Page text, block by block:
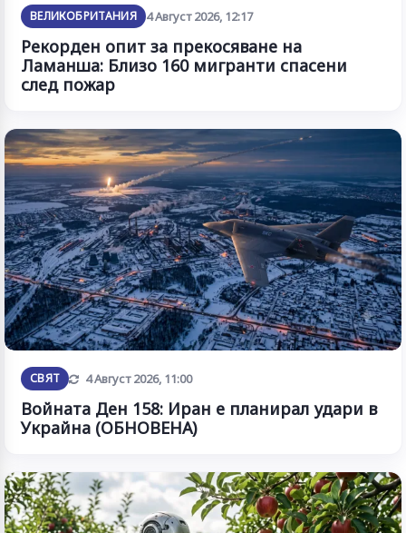
ВЕЛИКОБРИТАНИЯ 4 Август 2026, 12:17
Рекорден опит за прекосяване на
Ламанша: Близо 160 мигранти спасени
след пожар
СВЯТ Обновена
4 Август 2026, 11:00
Войната Ден 158: Иран е планирал удари в
Украйна (ОБНОВЕНА)